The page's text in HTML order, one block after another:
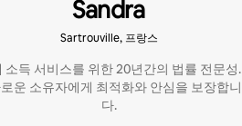
Sandra
Sartrouville, 프랑스
소득 서비스를 위한 20년간의 법률 전문성.
운 소유자에게 최적화와 안심을 보장합니
다.